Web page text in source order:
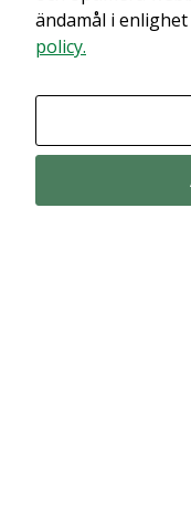
ändamål i
policy.